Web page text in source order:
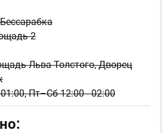
2
Льва Толстого, Дворец
Пт–Сб 12:00 - 02:00